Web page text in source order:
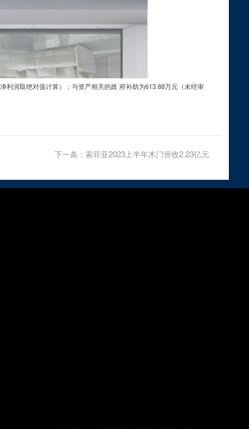
利润取绝对值计算）；与资产相关的政 府补助为613.88万元（未经审
下一条： 索菲亚2023上半年木门营收2.23亿元